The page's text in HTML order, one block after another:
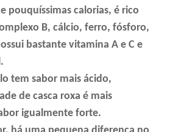
pouquíssimas calorias, é rico
B, cálcio, ferro, fósforo,
bastante vitamina A e C e
tem sabor mais ácido,
de casca roxa é mais
igualmente forte.